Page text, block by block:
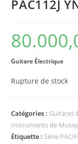
PAC112J
Guitare Électrique
Rupture de stock
Catégories : Guitares
Instruments de
Étiquette : Série